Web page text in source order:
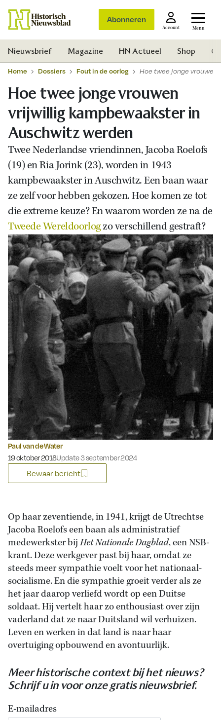
Abonneren
Account Menu
Zoek
Nieuwsbrief Magazine HN Actueel Shop
Home Dossiers Fout in de oorlog Hoe twee jonge vrouwen
Hoe twee jonge vrouwen
vrijwillig kampbewaakster in
Auschwitz werden
Twee Nederlandse vriendinnen, Jacoba Roelofs
(19) en Ria Jorink (23), worden in 1943
kampbewaakster in Auschwitz. Een baan waar
ze zelf voor hebben gekozen. Hoe komen ze tot
die extreme keuze? En waarom worden ze na de
Tweede Wereldoorlogzo verschillend gestraft?
Paul van de Water
Gepubliceerd op:
19 oktober 2018Update 3 september 2024
Bewaar bericht
Op haar zeventiende, in 1941, krijgt de Utrechtse
Jacoba Roelofs een baan als administratief
medewerkster bijHet Nationale Dagblad, een NSB-
krant. Deze werkgever past bij haar, omdat ze
steeds meer sympathie voelt voor het nationaal-
socialisme. En die sympathie groeit verder als ze
het jaar daarop verliefd wordt op een Duitse
soldaat. Hij vertelt haar zo enthousiast over zijn
vaderland dat ze naar Duitsland wil verhuizen.
Leven en werken in dat land is naar haar
overtuiging opbouwend en avontuurlijk.
Meer historische context bij het nieuws?
Schrijf u in voor onze gratis nieuwsbrief.
E-mailadres